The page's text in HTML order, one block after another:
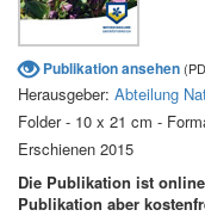
Publikation ansehen
Herausgeber: Abteilung
Folder - 10 x 21 cm -
Erschienen 2015
Die Publikation ist
Publikation aber